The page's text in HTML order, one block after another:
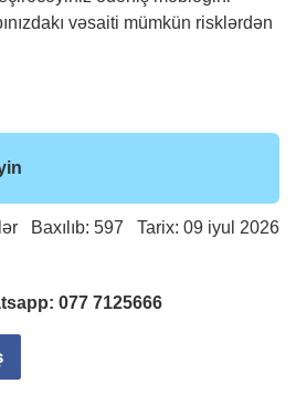
vəsaiti mümkün risklərdən
Baxılıb: 597 Tarix: 09 iyul 2026
077 7125666